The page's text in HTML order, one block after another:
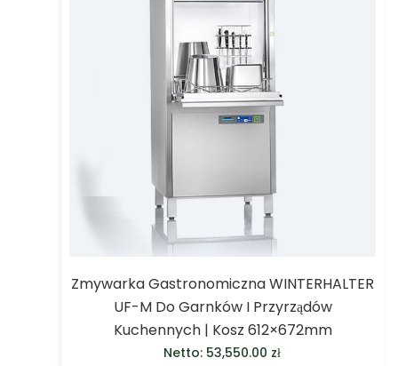
Zmywarka Gastronomiczna WINTERHALTER
UF-M Do Garnków I Przyrządów
Kuchennych | Kosz 612×672mm
Netto: 53,550.00 zł